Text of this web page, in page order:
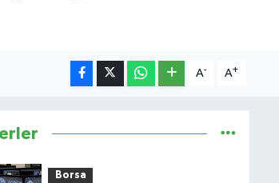
A- A+
Borsa